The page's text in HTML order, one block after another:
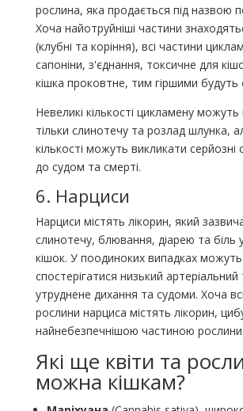
рослина, яка продається під назвою
Хоча найотруйніші частини
(клубні та коріння), всі частини
сапоніни, з'єднання, токсичне для
кішка проковтне, тим гіршими
Невеликі кількості цикламену можуть
тільки слинотечу та розлад шлунка,
кількості можуть викликати
до судом та смерті.
6. Нарциси
Нарциси містять лікорин, який
слинотечу, блювання, діарею та біль
кішок. У поодиноких випадках можуть
спостерігатися низький артеріальний
утруднене дихання та судоми. Хоча
рослини нарциса містять лікорин,
найнебезпечнішою частиною рослини.
Які ще квіти та
можна кішкам?